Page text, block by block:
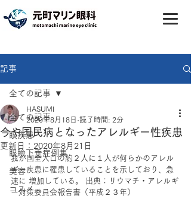
記事
全ての記事
眼疾患
眼瞼下垂症例集
美容
コスメ
全ての記事
今や国民病となったアレルギー性疾患
HASUMI
2020年8月18日 読了時間: 2分
更新日： 2020年8月21日
我が国全人口の約２人に１人が何らかのアレル
ギー疾患に罹患していることを示しており、急
速に 増加している。 出典：リウマチ・アレルギ
ー対策委員会報告書（平成２３年）